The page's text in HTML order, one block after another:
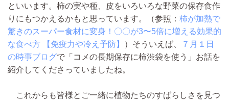
といいます。柿の実や種、皮をいろいろな野菜の保存食作
りにもつかえるかもと思っています。（参照： 柿が加熱で
驚きのスーパー食材に変身！〇〇が3〜5倍に増える効果的
な食べ方 【免疫力や冷え予防】
）そういえば、
７月１日
の時事ブログで「コメの長期保存に柿渋袋を使う」お話を
紹介してくださっていましたね。
これからも皆様とご一緒に植物たちのすばらしさを見つ